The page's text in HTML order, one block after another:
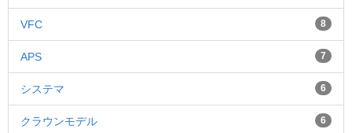
VFC 8
APS 7
システマ 6
クラウンモデル 6